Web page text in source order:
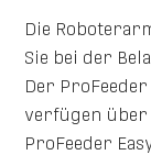
Die
Sie bei der
Der
verfügen über
ProFeeder